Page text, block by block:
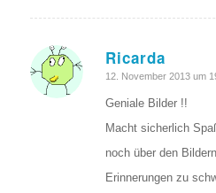
Ricarda
sagte:
12. November 2013 um
Geniale Bilder !!
Macht sicherlich
noch über den
Erinnerungen zu